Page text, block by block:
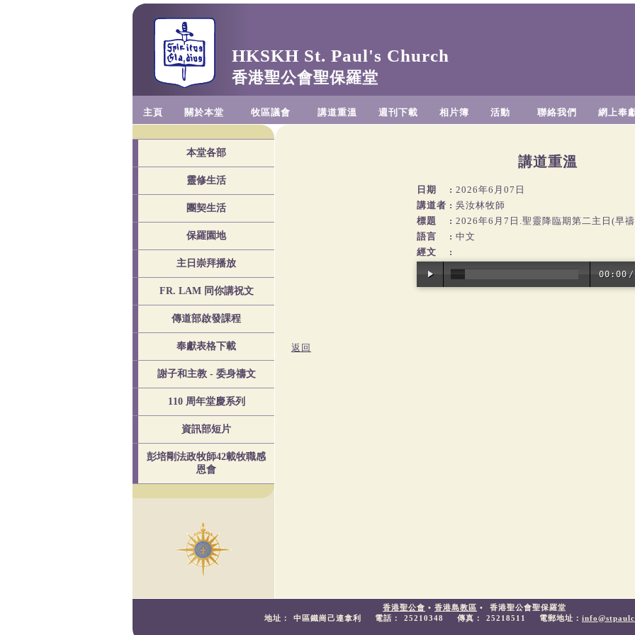
HKSKH St. Paul's Church
香港聖公會聖保羅堂
主頁 關於本堂 牧區議會 講道重溫 週刊下載 相片簿 活動 聯絡我們 網上奉
本堂各部
靈修生活
團契生活
保羅園地
主日崇拜播放
FR. LAM 同你講祝文
傳道部啟發課程
奉獻表格下載
謝子和主教 - 委身禱文
110 周年堂慶系列
資訊部短片
彭培剛法政牧師42載牧職感
恩會
講道重溫
日期 : 2026年6月07日
講道者 : 吳汝林牧師
標題
: 2026年6月7日.聖靈降臨期第二主日(早
語言
: 中文
經文
:
00:00 /
返回
香港聖公會 • 香港島教區 •
香港聖公會聖保羅堂
地址：
中區鐵崗己連拿利 電話： 25210348 傳真： 25218511 電郵地址：